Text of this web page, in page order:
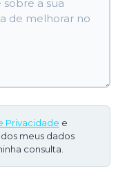
Privacidade e
meus dados
consulta.